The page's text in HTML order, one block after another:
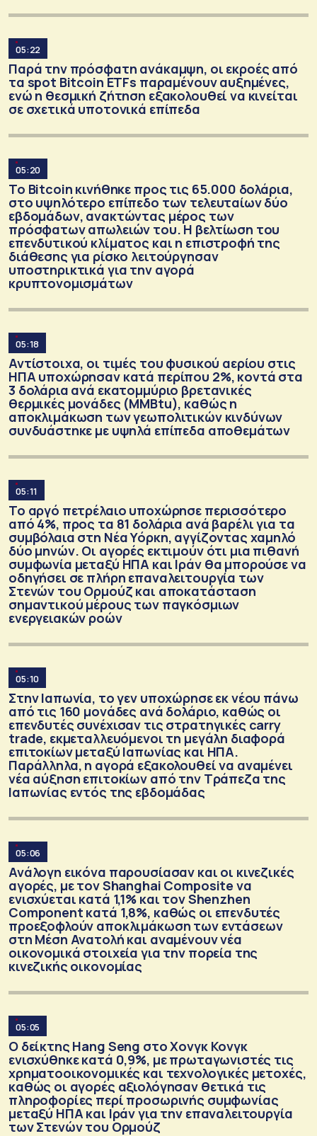
05:22
Παρά την πρόσφατη ανάκαμψη, οι εκροές από
τα spot Bitcoin ETFs παραμένουν αυξημένες,
ενώ η θεσμική ζήτηση εξακολουθεί να κινείται
σε σχετικά υποτονικά επίπεδα
05:20
Το Bitcoin κινήθηκε προς τις 65.000 δολάρια,
στο υψηλότερο επίπεδο των τελευταίων δύο
εβδομάδων, ανακτώντας μέρος των
πρόσφατων απωλειών του. Η βελτίωση του
επενδυτικού κλίματος και η επιστροφή της
διάθεσης για ρίσκο λειτούργησαν
υποστηρικτικά για την αγορά
κρυπτονομισμάτων
05:18
Αντίστοιχα, οι τιμές του φυσικού αερίου στις
ΗΠΑ υποχώρησαν κατά περίπου 2%, κοντά στα
3 δολάρια ανά εκατομμύριο βρετανικές
θερμικές μονάδες (MMBtu), καθώς η
αποκλιμάκωση των γεωπολιτικών κινδύνων
συνδυάστηκε με υψηλά επίπεδα αποθεμάτων
05:11
Το αργό πετρέλαιο υποχώρησε περισσότερο
από 4%, προς τα 81 δολάρια ανά βαρέλι για τα
συμβόλαια στη Νέα Υόρκη, αγγίζοντας χαμηλό
δύο μηνών. Οι αγορές εκτιμούν ότι μια πιθανή
συμφωνία μεταξύ ΗΠΑ και Ιράν θα μπορούσε να
οδηγήσει σε πλήρη επαναλειτουργία των
Στενών του Ορμούζ και αποκατάσταση
σημαντικού μέρους των παγκόσμιων
ενεργειακών ροών
05:10
Στην Ιαπωνία, το γεν υποχώρησε εκ νέου πάνω
από τις 160 μονάδες ανά δολάριο, καθώς οι
επενδυτές συνέχισαν τις στρατηγικές carry
trade, εκμεταλλευόμενοι τη μεγάλη διαφορά
επιτοκίων μεταξύ Ιαπωνίας και ΗΠΑ.
Παράλληλα, η αγορά εξακολουθεί να αναμένει
νέα αύξηση επιτοκίων από την Τράπεζα της
Ιαπωνίας εντός της εβδομάδας
05:06
Ανάλογη εικόνα παρουσίασαν και οι κινεζικές
αγορές, με τον Shanghai Composite να
ενισχύεται κατά 1,1% και τον Shenzhen
Component κατά 1,8%, καθώς οι επενδυτές
προεξοφλούν αποκλιμάκωση των εντάσεων
στη Μέση Ανατολή και αναμένουν νέα
οικονομικά στοιχεία για την πορεία της
κινεζικής οικονομίας
05:05
Ο δείκτης Hang Seng στο Χονγκ Κονγκ
ενισχύθηκε κατά 0,9%, με πρωταγωνιστές τις
χρηματοοικονομικές και τεχνολογικές μετοχές,
καθώς οι αγορές αξιολόγησαν θετικά τις
πληροφορίες περί προσωρινής συμφωνίας
μεταξύ ΗΠΑ και Ιράν για την επαναλειτουργία
των Στενών του Ορμούζ